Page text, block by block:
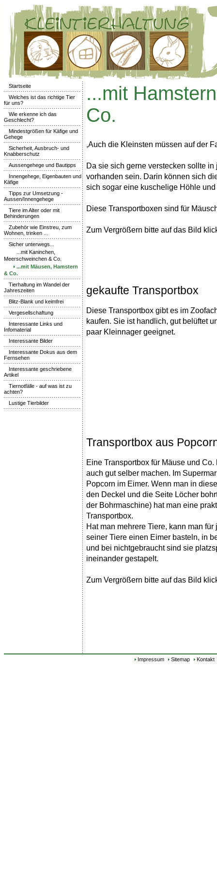
Startseite
Welches ist das richtige Tier
für uns?
Wie erkenne ich das
Geschlecht?
Mindestgrößen für Käfige und
Gehege
Sicherheit, Ausbruch- und
Knabberschutz
Aussengehege und Bautipps
Innengehege, Eigenbauten und
Käfige
Tipps zur Umsetzung -
Aussen/Innengehege
Tiere im Alter oder mit
Behinderungen
Zubehör wie Einstreu, zum
Wohnen, trinken ...
Sicher unterwegs...
...mit Kaninchen,
Meerschweinchen & Co.
...mit Mäusen, Hamstern
& Co.
Tierhaltung im Wandel der
Jahreszeiten
Blitz-Blank und keimfrei
Vergesellschaftung
Interessante Links und
Infomaterial
Interessante Bilder
Interessante Dokus aus dem
Fernsehen
Interessante geschriebene
Artikel
Tiernotfälle - auf was ist zu
achten?
Lustige Tierbilder
...mit
Co.
,Auch die Kleinsten müssen auf der
Da sie sich gerne verstecken sollte
vorhanden sein. Darin können sich
sich sogar eine kuschelige Höhle
Diese Transportboxen sind für
Zum Vergrößern bitte auf das Bild
gekaufte Transportbox
Diese Transportbox gibt es im
kaufen. Sie ist handlich, gut belüftet
paar Kleinnager geeignet.
Transportbox aus
Eine Transportbox für Mäuse und Co.
auch gut selber machen. Im
Popcorn im Eimer. Wenn man in
den Deckel und die Seite Löcher
der Bohrmaschine) hat man eine
Transportbox.
Hat man mehrere Tiere, kann man für
seiner Tiere einen Eimer basteln, in
und bei nichtgebraucht sind sie
ineinander gestapelt.
Zum Vergrößern bitte auf das Bild
Impressum Sitemap Kontakt